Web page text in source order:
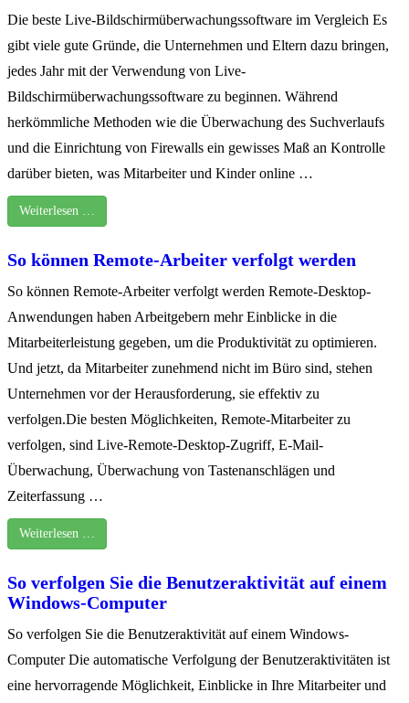
Die beste Live-Bildschirmüberwachungssoftware im Vergleich Es
gibt viele gute Gründe, die Unternehmen und Eltern dazu bringen,
jedes Jahr mit der Verwendung von Live-
Bildschirmüberwachungssoftware zu beginnen. Während
herkömmliche Methoden wie die Überwachung des Suchverlaufs
und die Einrichtung von Firewalls ein gewisses Maß an Kontrolle
darüber bieten, was Mitarbeiter und Kinder online …
Weiterlesen …
So können Remote-Arbeiter verfolgt werden
So können Remote-Arbeiter verfolgt werden Remote-Desktop-
Anwendungen haben Arbeitgebern mehr Einblicke in die
Mitarbeiterleistung gegeben, um die Produktivität zu optimieren.
Und jetzt, da Mitarbeiter zunehmend nicht im Büro sind, stehen
Unternehmen vor der Herausforderung, sie effektiv zu
verfolgen.Die besten Möglichkeiten, Remote-Mitarbeiter zu
verfolgen, sind Live-Remote-Desktop-Zugriff, E-Mail-
Überwachung, Überwachung von Tastenanschlägen und
Zeiterfassung …
Weiterlesen …
So verfolgen Sie die Benutzeraktivität auf einem
Windows-Computer
So verfolgen Sie die Benutzeraktivität auf einem Windows-
Computer Die automatische Verfolgung der Benutzeraktivitäten ist
eine hervorragende Möglichkeit, Einblicke in Ihre Mitarbeiter und